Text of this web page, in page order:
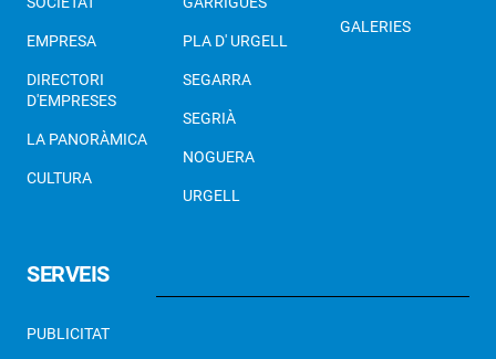
EMPRESA
DIRECTORI
D'EMPRESES
LA PANORÀMICA
CULTURA
PLA D' URGELL
SEGARRA
SEGRIÀ
NOGUERA
URGELL
GALERIES
SERVEIS
PUBLICITAT